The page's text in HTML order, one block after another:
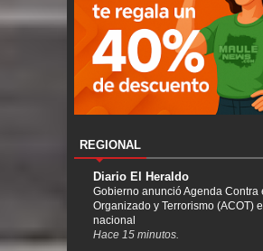
REGIONAL
Diario El Heraldo
Gobierno anunció Agenda Contra
Organizado y Terrorismo (ACOT)
nacional
Hace 15 minutos.